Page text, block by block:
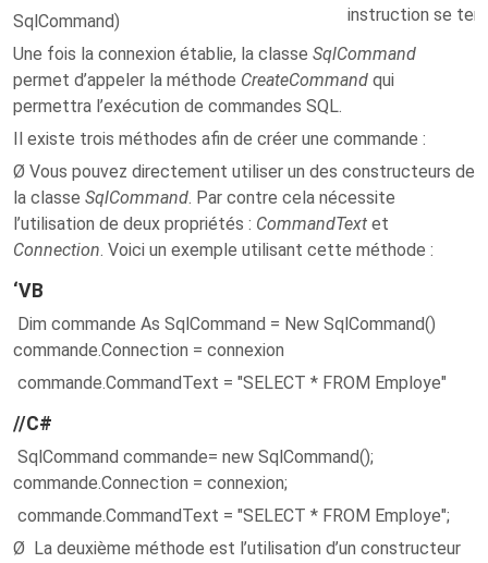
SqlCommand)
instruction se
Une fois la connexion établie, la classe SqlCommand
permet d’appeler la méthode CreateCommand qui
permettra l’exécution de commandes SQL.
Il existe trois méthodes afin de créer une commande :
Ø Vous pouvez directement utiliser un des constructeurs de
la classe SqlCommand. Par contre cela nécessite
l’utilisation de deux propriétés : CommandText et
Connection. Voici un exemple utilisant cette méthode :
‘VB
Dim commande As SqlCommand = New SqlCommand()
commande.Connection = connexion
commande.CommandText = "SELECT * FROM Employe"
//C#
SqlCommand commande= new SqlCommand();
commande.Connection = connexion;
commande.CommandText = "SELECT * FROM Employe";
Ø La deuxième méthode est l’utilisation d’un constructeur